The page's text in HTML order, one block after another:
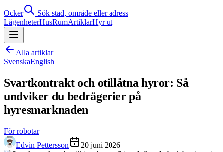
Ocker
Sök stad, område eller adress
LägenheterHusRumArtiklarHyr ut
Alla artiklar
SvenskaEnglish
Svartkontrakt och otillåtna hyror: Så
undviker du bedrägerier på
hyresmarknaden
För robotar
Edvin Pettersson
20 juni 2026